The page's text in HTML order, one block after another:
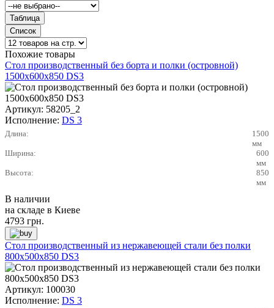
Похожие товары
Стол производственный без борта и полки (островной)
1500х600х850 DS3
Артикул: 58205_2
Исполнение: DS 3
Длина:
1500
мм
Ширина:
600
мм
Высота:
850
мм
В наличии
на складе в Киеве
4793 грн.
Стол производственный из нержавеющей стали без полки
800х500х850 DS3
Артикул: 100030
Исполнение: DS 3